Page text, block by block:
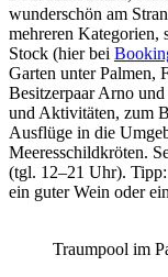
wunderschön am
mehreren Kategorien,
Stock (hier bei
Garten unter Palmen,
Besitzerpaar Arno
und Aktivitäten, zum
Ausflüge in die
Meeresschildkröten.
(tgl. 12–21 Uhr). Tipp:
ein guter Wein oder
Traumpool im